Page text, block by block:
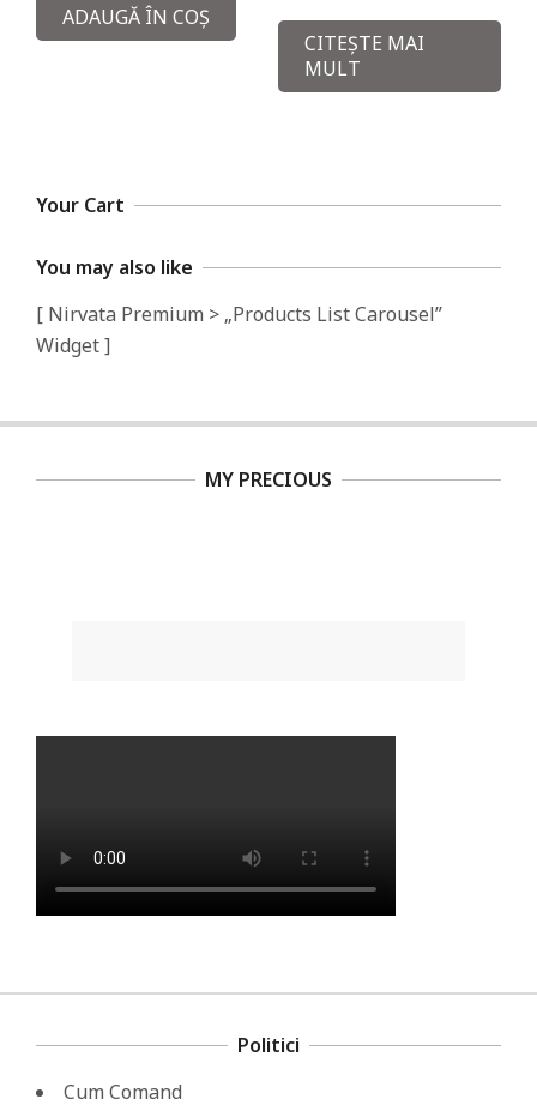
ADAUGĂ ÎN COȘ
CITEȘTE MAI
MULT
Your Cart
You may also like
[ Nirvata Premium > „Products List Carousel”
Widget ]
MY PRECIOUS
Politici
Cum Comand